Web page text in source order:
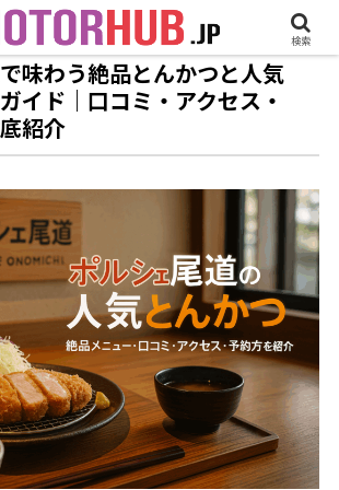
味わう絶品とんかつと人気
イド｜口コミ・アクセス・
紹介
検索